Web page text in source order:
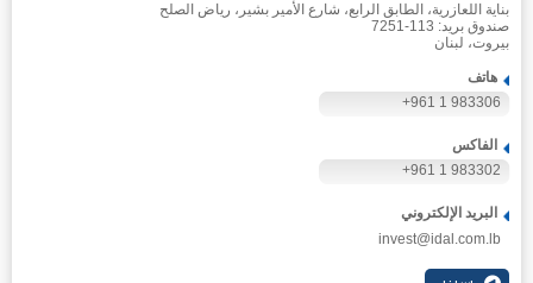
بناية اللعازرية، الطابق الرابع، شارع الأمير بشير، رياض الصلح
صندوق بريد: 113-7251
بيروت، لبنان
هاتف
+961 1 983306
الفاكس
+961 1 983302
البريد الإلكتروني
invest@idal.com.lb